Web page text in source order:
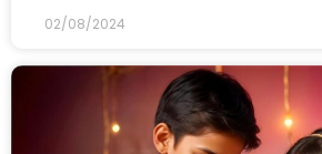
02/08/2024